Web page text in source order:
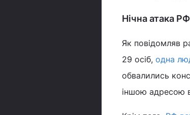
Нічна атака
Як повідомляв
29 осіб, одна
обвалились
іншою адресою